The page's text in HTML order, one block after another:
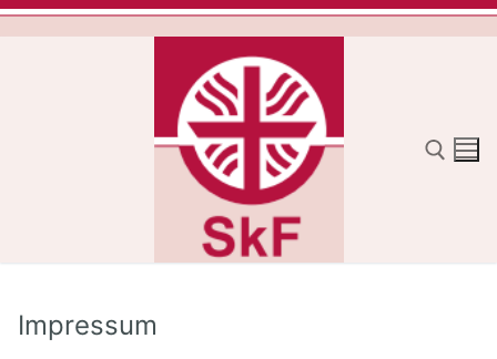
Zum
Inhalt
Impressum